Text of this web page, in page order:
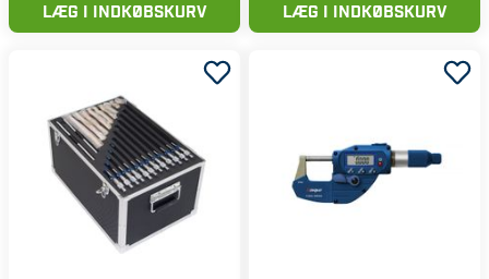
LÆG I INDKØBSKURV LÆG I INDKØBSKURV